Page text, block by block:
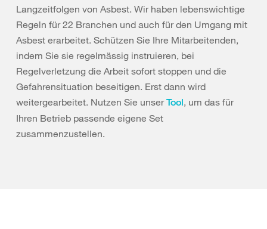
Langzeitfolgen von Asbest. Wir haben lebenswichtige
Regeln für 22 Branchen und auch für den Umgang mit
Asbest erarbeitet. Schützen Sie Ihre Mitarbeitenden,
indem Sie sie regelmässig instruieren, bei
Regelverletzung die Arbeit sofort stoppen und die
Gefahrensituation beseitigen. Erst dann wird
weitergearbeitet. Nutzen Sie unserTool, um das für
Ihren Betrieb passende eigene Set
zusammenzustellen.